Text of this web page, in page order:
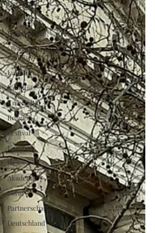
Handwerk
Designer
Handwerker
Obst und
Gemüse
Luftfahrt
Fakultät
Universität
Religion
Festival
Europa
Raum
Akademie
Beruf
Partnerschaft
Deutschland